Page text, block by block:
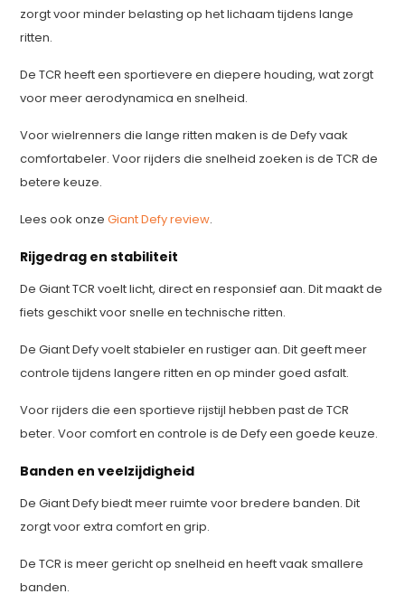
zorgt voor minder belasting op het lichaam tijdens lange
ritten.
De TCR heeft een sportievere en diepere houding, wat zorgt
voor meer aerodynamica en snelheid.
Voor wielrenners die lange ritten maken is de Defy vaak
comfortabeler. Voor rijders die snelheid zoeken is de TCR de
betere keuze.
Lees ook onzeGiant Defy review.
Rijgedrag en stabiliteit
De Giant TCR voelt licht, direct en responsief aan. Dit maakt de
fiets geschikt voor snelle en technische ritten.
De Giant Defy voelt stabieler en rustiger aan. Dit geeft meer
controle tijdens langere ritten en op minder goed asfalt.
Voor rijders die een sportieve rijstijl hebben past de TCR
beter. Voor comfort en controle is de Defy een goede keuze.
Banden en veelzijdigheid
De Giant Defy biedt meer ruimte voor bredere banden. Dit
zorgt voor extra comfort en grip.
De TCR is meer gericht op snelheid en heeft vaak smallere
banden.